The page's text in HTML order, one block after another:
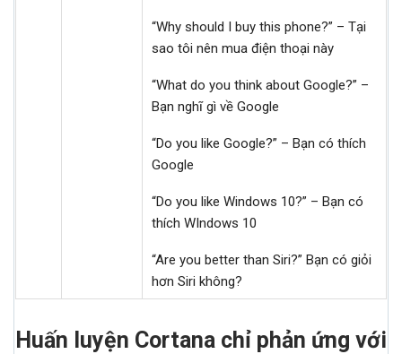
“Why should I buy this phone?” – Tại
sao tôi nên mua điện thoại này
“What do you think about Google?” –
Bạn nghĩ gì về Google
“Do you like Google?” – Bạn có thích
Google
“Do you like Windows 10?” – Bạn có
thích WIndows 10
“Are you better than Siri?” Bạn có giỏi
hơn Siri không?
Huấn luyện Cortana chỉ phản ứng với